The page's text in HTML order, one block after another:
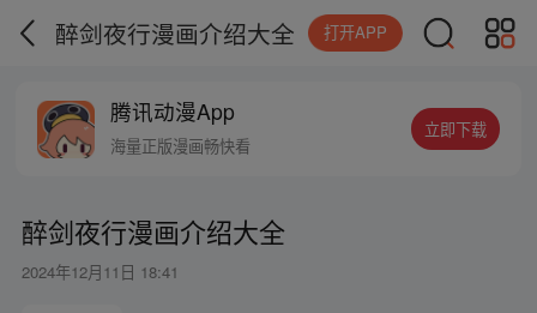
醉剑夜行漫画介绍大全 打开APP
腾讯动漫App
海量正版漫画畅快看
立即下载
醉剑夜行漫画介绍大全
2024年12月11日 18:41